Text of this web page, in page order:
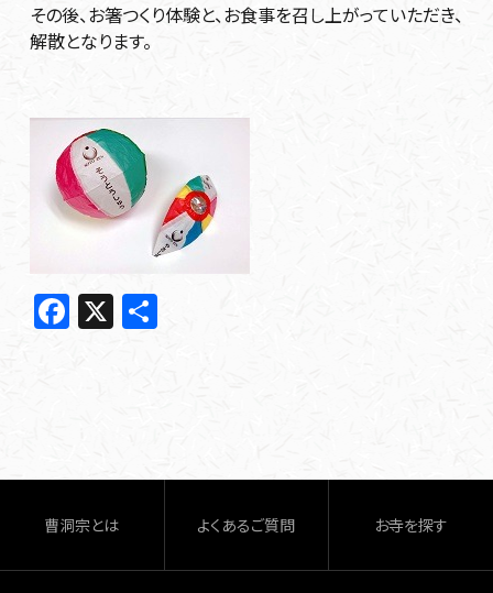
その後、お箸つくり体験と、お食事を召し上がっていただき、
解散となります。
F
a
o
o
k
X 共
曹洞宗とは よくあるご質問 お寺を探す